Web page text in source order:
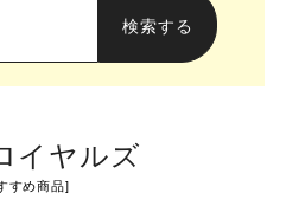
イヤルズ
すめ商品]